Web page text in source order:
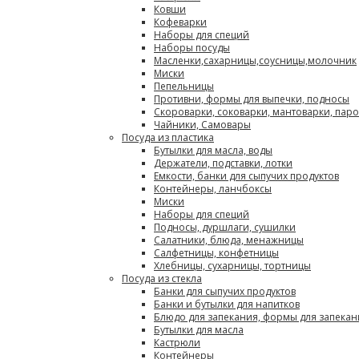
Ковши
Кофеварки
Наборы для специй
Наборы посуды
Масленки,сахарницы,соусницы,молочник
Миски
Пепельницы
Противни, формы для выпечки, подносы
Скороварки, соковарки, мантоварки,
Чайники, Самовары
Посуда из пластика
Бутылки для масла, воды
Держатели, подставки, лотки
Емкости, банки для сыпучих продуктов
Контейнеры, ланчбоксы
Миски
Наборы для специй
Подносы, дуршлаги, сушилки
Салатники, блюда, менажницы
Салфетницы, конфетницы
Хлебницы, сухарницы, тортницы
Посуда из стекла
Банки для сыпучих продуктов
Банки и бутылки для напитков
Блюдо для запекания, формы для
Бутылки для масла
Кастрюли
Контейнеры